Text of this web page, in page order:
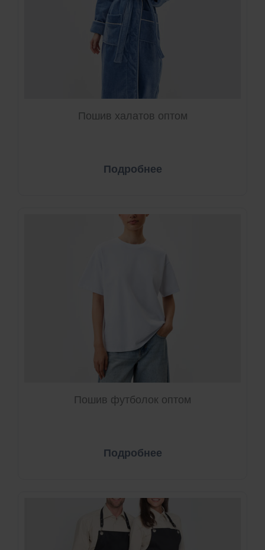
Пошив халатов оптом
Подробнее
Пошив футболок оптом
Подробнее